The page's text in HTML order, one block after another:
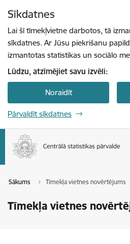
Sīkdatnes
Lai šī tīmekļvietne darbotos, tā
sīkdatnes. Ar Jūsu piekrišanu
izmantotas statistikas un sociālo
Lūdzu, atzīmējiet savu izvēli:
Noraidīt
Pārvaldīt sīkdatnes
Sākums Tīmekļa vietnes novērtējums
Tīmekļa vietnes